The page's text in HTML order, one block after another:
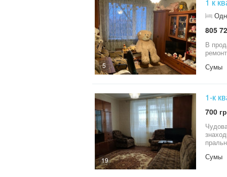
5
805
В продажу 1
Сумы
19
1-к
700
Сумы